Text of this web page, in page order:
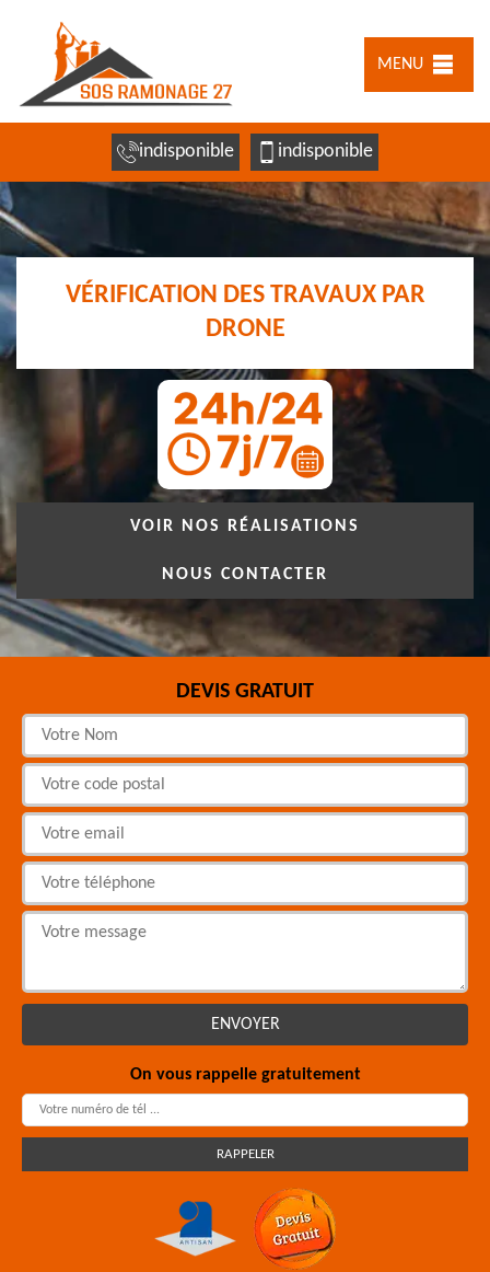
MENU
indisponible indisponible
VÉRIFICATION DES TRAVAUX PAR
DRONE
VOIR NOS RÉALISATIONS
NOUS CONTACTER
DEVIS GRATUIT
On vous rappelle gratuitement